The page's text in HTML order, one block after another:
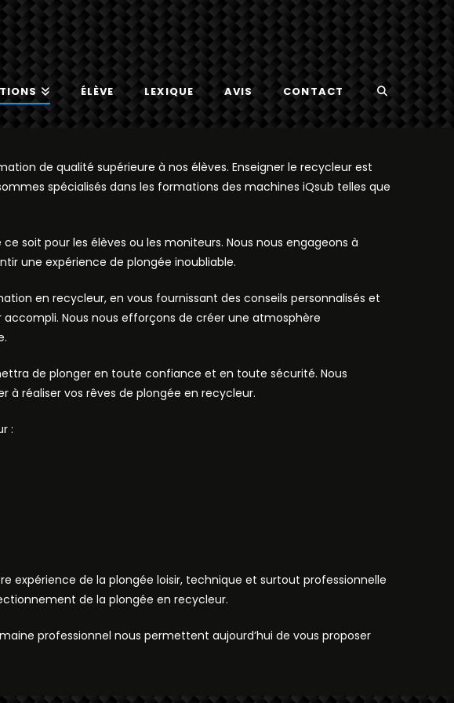
ÉLÈVE LEXIQUE AVIS CONTACT
de qualité supérieure à nos élèves. Enseigner le recycleur est
spécialisés dans les formations des machines iQsub telles que
soit pour les élèves ou les moniteurs. Nous nous engageons à
une expérience de plongée inoubliable.
en recycleur, en vous fournissant des conseils personnalisés et
Nous nous efforçons de créer une atmosphère
de plonger en toute confiance et en toute sécurité. Nous
réaliser vos rêves de plongée en recycleur.
:
expérience de la plongée loisir, technique et surtout professionnelle
de la plongée en recycleur.
professionnel nous permettent aujourd’hui de vous proposer